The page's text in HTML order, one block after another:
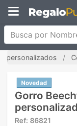
Busca por
personalizados
Novedad
Gorro
Ref: 86821